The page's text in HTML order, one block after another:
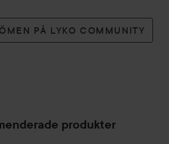
PÅ LYKO COMMUNITY
produkter